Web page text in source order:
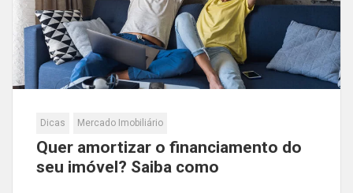
Dicas Mercado Imobiliário
Quer amortizar o financiamento do
seu imóvel? Saiba como